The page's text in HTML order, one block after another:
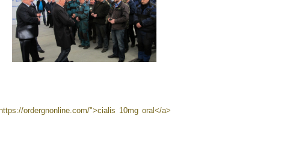
ordergnonline.com/">cialis 10mg oral</a>